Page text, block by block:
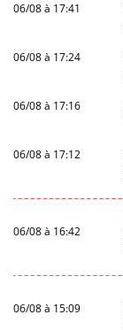
06/08 à 17:41
06/08 à 17:24
06/08 à 17:16
06/08 à 17:12
06/08 à 16:42
06/08 à 15:09